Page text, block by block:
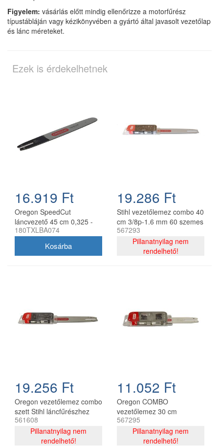
Figyelem: vásárlás előtt mindig ellenőrizze a motorfűrész
típustábláján vagy kézikönyvében a gyártó által javasolt vezetőlap
és lánc méreteket.
Ezek is érdekelhetnek
16.919 Ft
Oregon SpeedCut
láncvezető 45 cm 0,325 -
1,3 mm 68 szem Stihl
180TXLBA074
19.286 Ft
Stihl vezetőlemez combo 40
cm 3/8p-1.6 mm 60 szemes
lánccal, Oregon
75DPX060E, 2 db lánc
567293
Pillanatnyilag nem
rendelhető!
19.256 Ft
Oregon vezetőlemez combo
szett Stihl láncfűrészhez
325 - 1,6 mm 40 cm 67
szemes
561608
Pillanatnyilag nem
rendelhető!
11.052 Ft
Oregon COMBO
vezetőlemez 30 cm
120SDEA074 + 2 db
91P044E lánc 3/8P 1.3 mm
44 szemes
567295
Pillanatnyilag nem
rendelhető!